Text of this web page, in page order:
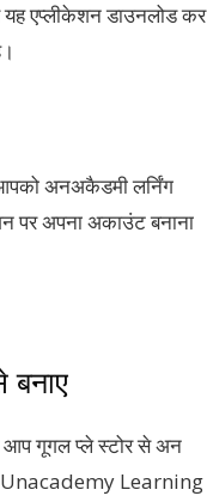
एप्लीकेशन डाउनलोड कर
अनअकैडमी लर्निंग
पर अपना अकाउंट बनाना
गूगल प्ले स्टोर से अन
Unacademy Learning